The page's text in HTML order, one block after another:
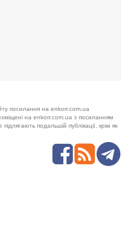
посилання на enkorr.com.ua
на enkorr.com.ua з посиланням
подальшій публікації, крім як